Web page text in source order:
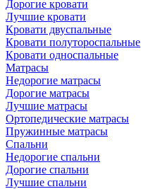
Дорогие кровати
Лучшие кровати
Кровати двуспальные
Кровати полутороспальные
Кровати односпальные
Матрасы
Недорогие матрасы
Дорогие матрасы
Лучшие матрасы
Ортопедические матрасы
Пружинные матрасы
Cпальни
Недорогие спальни
Дорогие спальни
Лучшие спальни